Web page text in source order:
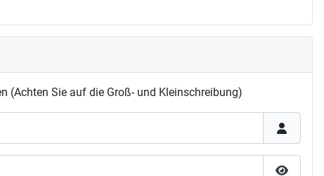
(Achten Sie auf die Groß- und Kleinschreibung)